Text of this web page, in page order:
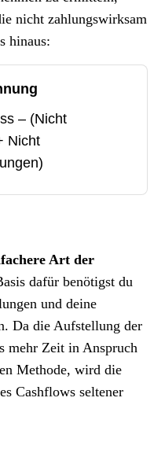
nicht zahlungswirksam
hinaus:
– (Nicht
Nicht
Art der
dafür benötigst du
und deine
Da die Aufstellung der
mehr Zeit in Anspruch
Methode, wird die
Cashflows seltener